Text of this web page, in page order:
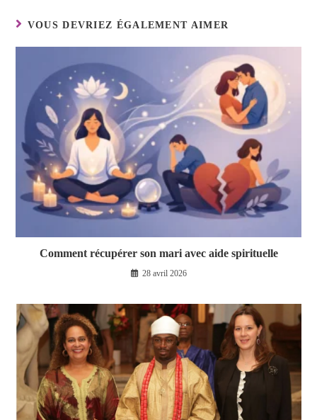
VOUS DEVRIEZ ÉGALEMENT AIMER
Comment récupérer son mari avec aide spirituelle
28 avril 2026